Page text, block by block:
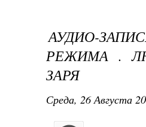
АУДИО-
РЕЖИМА .
ЗАРЯ
Среда, 26 Августа